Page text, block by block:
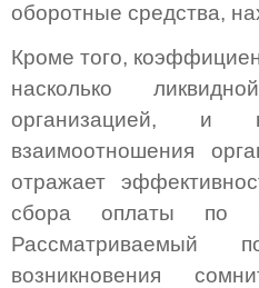
оборотные средства,
Кроме того,
насколько
организацией, и
взаимоотношения
отражает
сбора оплаты по
Рассматриваемый
возникновения